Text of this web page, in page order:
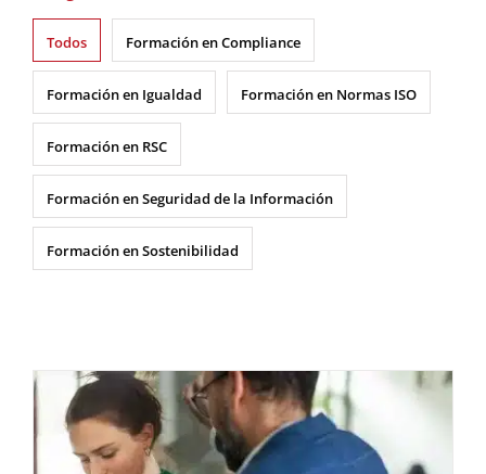
Todos Formación en Compliance
Formación en Igualdad Formación en Normas ISO
Formación en RSC
Formación en Seguridad de la Información
Formación en Sostenibilidad